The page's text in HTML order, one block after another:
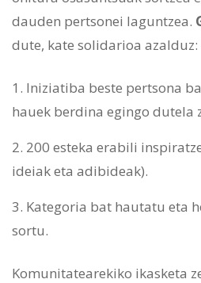
dauden pertsonei laguntzea.
dute, kate solidarioa azalduz:
Iniziatiba beste pertsona
hauek berdina egingo dutela
200 esteka erabili
ideiak eta adibideak).
Kategoria bat hautatu eta
sortu.
Komunitatearekiko ikasketa